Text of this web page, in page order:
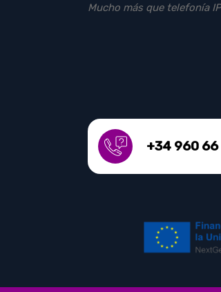
Mucho más que telefonía
+34 960